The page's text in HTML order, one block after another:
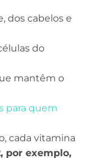
dos cabelos e
do
mantêm o
para quem
cada vitamina
por exemplo,